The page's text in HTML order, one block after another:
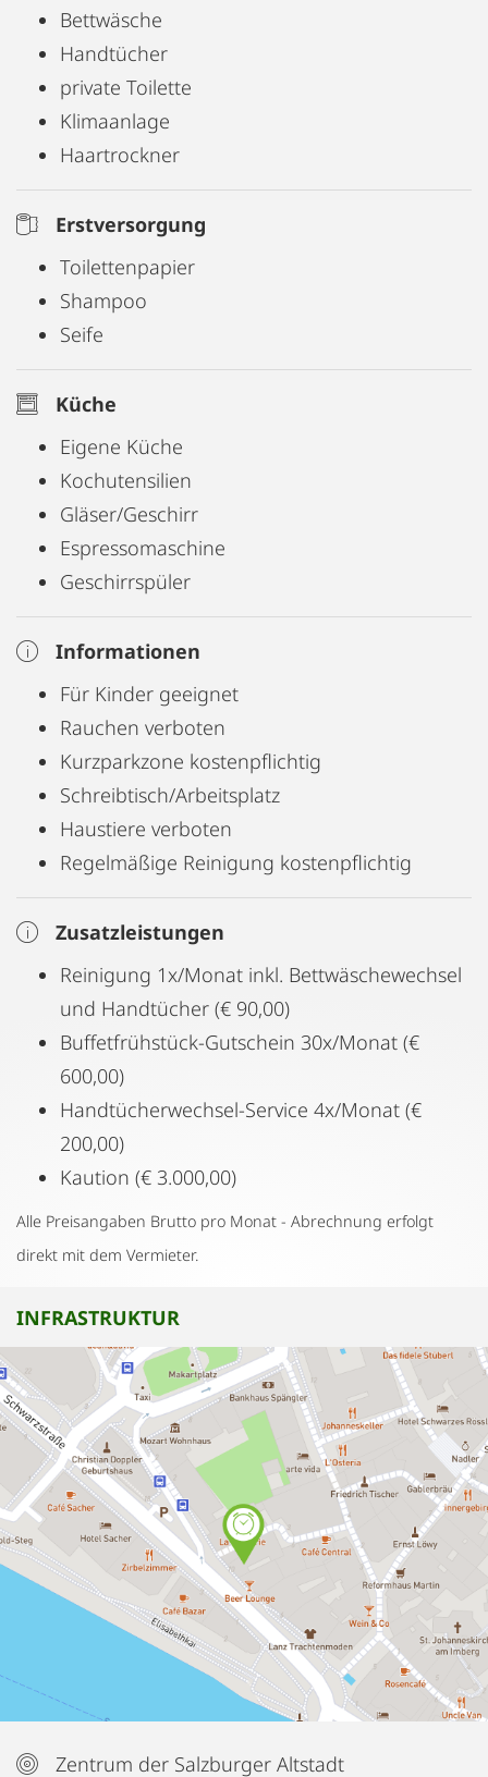
Bettwäsche
Handtücher
private Toilette
Klimaanlage
Haartrockner
Erstversorgung
Toilettenpapier
Shampoo
Seife
Küche
Eigene Küche
Kochutensilien
Gläser/Geschirr
Espressomaschine
Geschirrspüler
Informationen
Für Kinder geeignet
Rauchen verboten
Kurzparkzone kostenpflichtig
Schreibtisch/Arbeitsplatz
Haustiere verboten
Regelmäßige Reinigung kostenpflichtig
Zusatzleistungen
Reinigung 1x/Monat inkl. Bettwäschewechsel
und Handtücher (€ 90,00)
Buffetfrühstück-Gutschein 30x/Monat (€
600,00)
Handtücherwechsel-Service 4x/Monat (€
200,00)
Kaution (€ 3.000,00)
Alle Preisangaben Brutto pro Monat - Abrechnung erfolgt
direkt mit dem Vermieter.
INFRASTRUKTUR
Zentrum der Salzburger Altstadt